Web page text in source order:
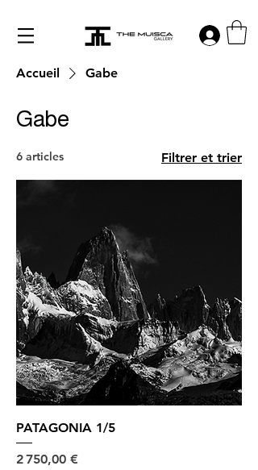
Log in
Accueil Gabe
Gabe
6 articles Filtrer et trier
PATAGONIA 1/5
Prix
2 750,00 €